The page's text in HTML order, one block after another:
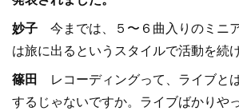
妙子 今までは、５〜６曲入りのミニ
は旅に出るというスタイルで活動を続
篠田 レコーディングって、ライブと
するじゃないですか。ライブばかりや